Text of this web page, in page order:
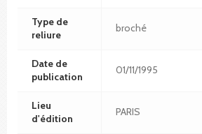
Type de
reliure
broché
Date de
publication
01/11/1995
Lieu
d'édition
PARIS